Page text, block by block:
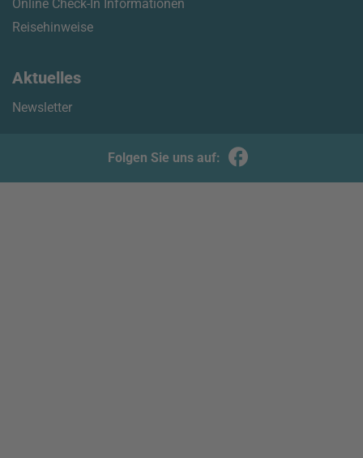
Online Check-In Informationen
Reisehinweise
Aktuelles
Newsletter
Folgen Sie uns auf: